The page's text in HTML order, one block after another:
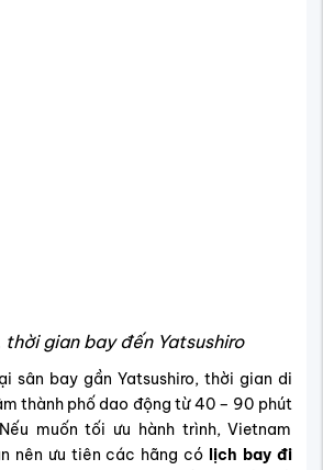
Nam
→
Hành
trình
Sân bay →
Yatsushiro
thời
gian